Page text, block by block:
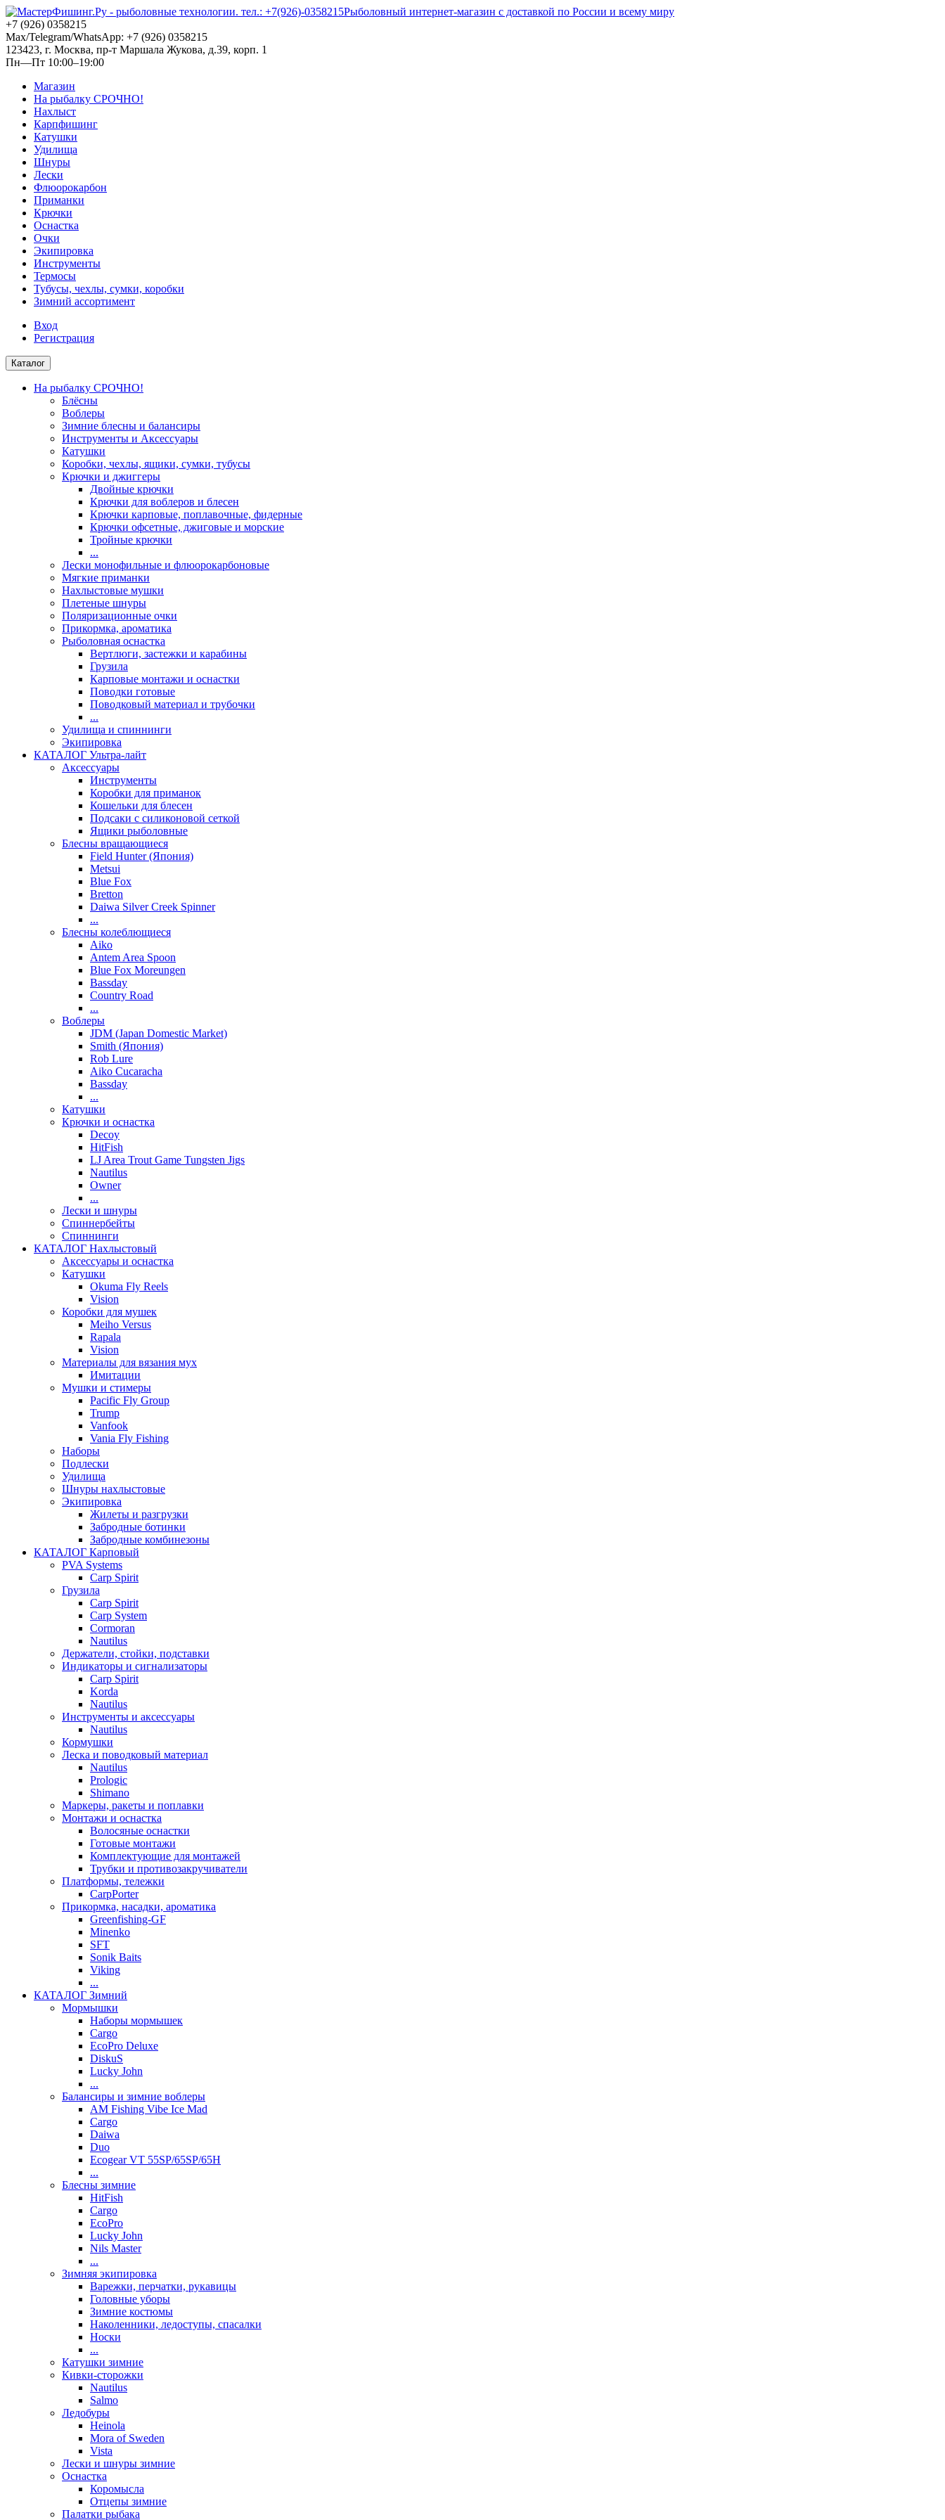
Рыболовный интернет-магазин с доставкой по России и всему миру
+7 (926) 0358215
Max/Telegram/WhatsApp: +7 (926) 0358215
123423, г. Москва, пр-т Маршала Жукова, д.39, корп. 1
Пн—Пт 10:00–19:00
Магазин
На рыбалку СРОЧНО!
Нахлыст
Карпфишинг
Катушки
Удилища
Шнуры
Лески
Флюорокарбон
Приманки
Крючки
Оснастка
Очки
Экипировка
Инструменты
Термосы
Тубусы, чехлы, сумки, коробки
Зимний ассортимент
Вход
Регистрация
Каталог
На рыбалку СРОЧНО!
Блёсны
Воблеры
Зимние блесны и балансиры
Инструменты и Аксессуары
Катушки
Коробки, чехлы, ящики, сумки, тубусы
Крючки и джиггеры
Двойные крючки
Крючки для воблеров и блесен
Крючки карповые, поплавочные, фидерные
Крючки офсетные, джиговые и морские
Тройные крючки
...
Лески монофильные и флюорокарбоновые
Мягкие приманки
Нахлыстовые мушки
Плетеные шнуры
Поляризационные очки
Прикормка, ароматика
Рыболовная оснастка
Вертлюги, застежки и карабины
Грузила
Карповые монтажи и оснастки
Поводки готовые
Поводковый материал и трубочки
...
Удилища и спиннинги
Экипировка
КАТАЛОГ Ультра-лайт
Аксессуары
Инструменты
Коробки для приманок
Кошельки для блесен
Подсаки с силиконовой сеткой
Ящики рыболовные
Блесны вращающиеся
Field Hunter (Япония)
Metsui
Blue Fox
Bretton
Daiwa Silver Creek Spinner
...
Блесны колеблющиеся
Aiko
Antem Area Spoon
Blue Fox Moreungen
Bassday
Country Road
...
Воблеры
JDM (Japan Domestic Market)
Smith (Япония)
Rob Lure
Aiko Cucaracha
Bassday
...
Катушки
Крючки и оснастка
Decoy
HitFish
LJ Area Trout Game Tungsten Jigs
Nautilus
Owner
...
Лески и шнуры
Спиннербейты
Спиннинги
КАТАЛОГ Нахлыстовый
Аксессуары и оснастка
Катушки
Okuma Fly Reels
Vision
Коробки для мушек
Meiho Versus
Rapala
Vision
Материалы для вязания мух
Имитации
Мушки и стимеры
Pacific Fly Group
Trump
Vanfook
Vania Fly Fishing
Наборы
Подлески
Удилища
Шнуры нахлыстовые
Экипировка
Жилеты и разгрузки
Забродные ботинки
Забродные комбинезоны
КАТАЛОГ Карповый
PVA Systems
Carp Spirit
Грузила
Carp Spirit
Carp System
Cormoran
Nautilus
Держатели, стойки, подставки
Индикаторы и сигнализаторы
Carp Spirit
Korda
Nautilus
Инструменты и аксессуары
Nautilus
Кормушки
Леска и поводковый материал
Nautilus
Prologic
Shimano
Маркеры, ракеты и поплавки
Монтажи и оснастка
Волосяные оснастки
Готовые монтажи
Комплектующие для монтажей
Трубки и противозакручиватели
Платформы, тележки
CarpPorter
Прикормка, насадки, ароматика
Greenfishing-GF
Minenko
SFT
Sonik Baits
Viking
...
КАТАЛОГ Зимний
Мормышки
Наборы мормышек
Cargo
EcoPro Deluxe
DiskuS
Lucky John
...
Балансиры и зимние воблеры
AM Fishing Vibe Ice Mad
Cargo
Daiwa
Duo
Ecogear VT 55SP/65SP/65H
...
Блесны зимние
HitFish
Cargo
EcoPro
Lucky John
Nils Master
...
Зимняя экипировка
Варежки, перчатки, рукавицы
Головные уборы
Зимние костюмы
Наколенники, ледоступы, спасалки
Носки
...
Катушки зимние
Кивки-сторожки
Nautilus
Salmo
Ледобуры
Heinola
Mora of Sweden
Vista
Лески и шнуры зимние
Оснастка
Коромысла
Отцепы зимние
Палатки рыбака